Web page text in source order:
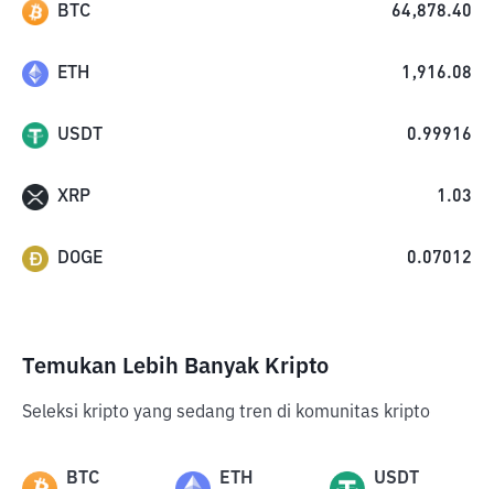
BTC 64,878.40
ETH 1,916.08
USDT 0.99916
XRP 1.03
DOGE 0.07012
Temukan Lebih Banyak Kripto
Seleksi kripto yang sedang tren di komunitas kripto
BTC ETH USDT